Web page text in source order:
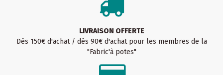
LIVRAISON OFFERTE
Dès 150€ d'achat / dès 90€ d'achat pour les membres de la
"Fabric'à potes"